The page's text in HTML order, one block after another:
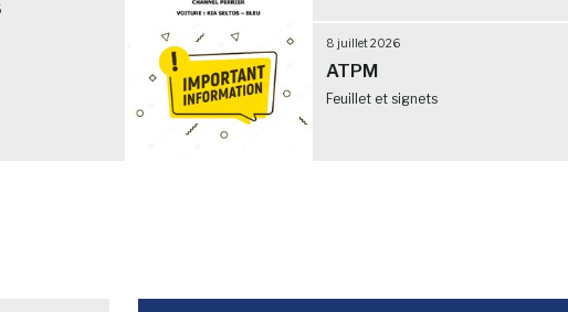
8 juillet 2026
ATPM
Feuillet et signets